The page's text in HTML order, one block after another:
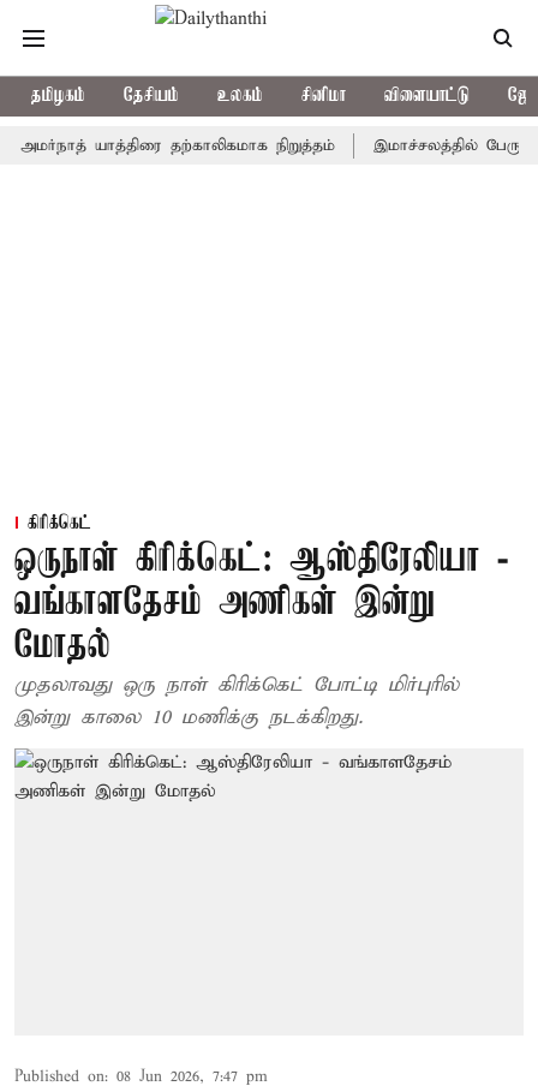
தமிழகம் தேசியம் உலகம் சினிமா விளையாட்டு
யாத்திரை தற்காலிகமாக நிறுத்தம் இமாச்சலத்தில் பேருந்து
கிரிக்கெட்
ஒருநாள் கிரிக்கெட்: ஆஸ்திரேலியா -
வங்காளதேசம் அணிகள் இன்று
மோதல்
முதலாவது ஒரு நாள் கிரிக்கெட் போட்டி மிர்புரில்
இன்று காலை 10 மணிக்கு நடக்கிறது.
Published on: 08 Jun 2026, 7:47 pm